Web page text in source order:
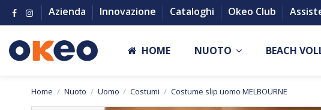
Azienda Innovazione Cataloghi Okeo Club
HOME NUOTO BEACH
Home Nuoto Uomo Costumi Costume slip uomo MELBOURNE